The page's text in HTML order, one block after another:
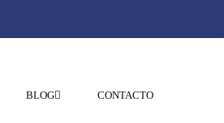
BLOG CONTACTO